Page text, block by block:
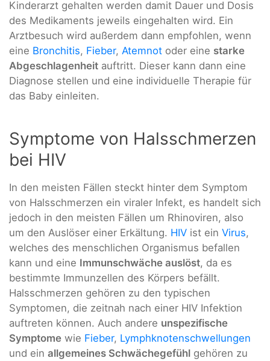
Kinderarzt gehalten werden damit Dauer und Dosis
des Medikaments jeweils eingehalten wird. Ein
Arztbesuch wird außerdem dann empfohlen, wenn
eine Bronchitis, Fieber, Atemnot oder eine starke
Abgeschlagenheit auftritt. Dieser kann dann eine
Diagnose stellen und eine individuelle Therapie für
das Baby einleiten.
Symptome von Halsschmerzen
bei HIV
In den meisten Fällen steckt hinter dem Symptom
von Halsschmerzen ein viraler Infekt, es handelt sich
jedoch in den meisten Fällen um Rhinoviren, also
um den Auslöser einer Erkältung. HIV ist ein Virus,
welches des menschlichen Organismus befallen
kann und eine Immunschwäche auslöst, da es
bestimmte Immunzellen des Körpers befällt.
Halsschmerzen gehören zu den typischen
Symptomen, die zeitnah nach einer HIV Infektion
auftreten können. Auch andere unspezifische
Symptome wie Fieber, Lymphknotenschwellungen
und ein allgemeines Schwächegefühl gehören zu